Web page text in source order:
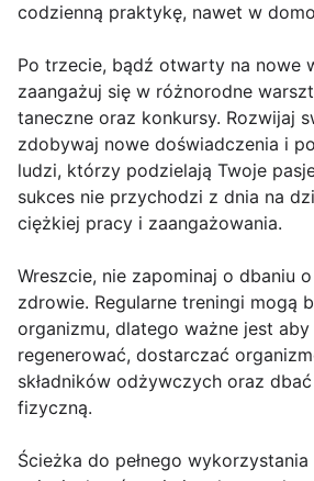
codzienną praktykę, nawet w
Po trzecie, bądź otwarty na nowe
zaangażuj się w różnorodne
taneczne oraz konkursy. Rozwijaj
zdobywaj nowe doświadczenia i
ludzi, którzy podzielają Twoje
sukces nie przychodzi z dnia na
ciężkiej pracy i zaangażowania.
Wreszcie, nie zapominaj o dbaniu
zdrowie. Regularne treningi mogą
organizmu, dlatego ważne jest
regenerować, dostarczać
składników odżywczych oraz
fizyczną.
Ścieżka do pełnego wykorzystania